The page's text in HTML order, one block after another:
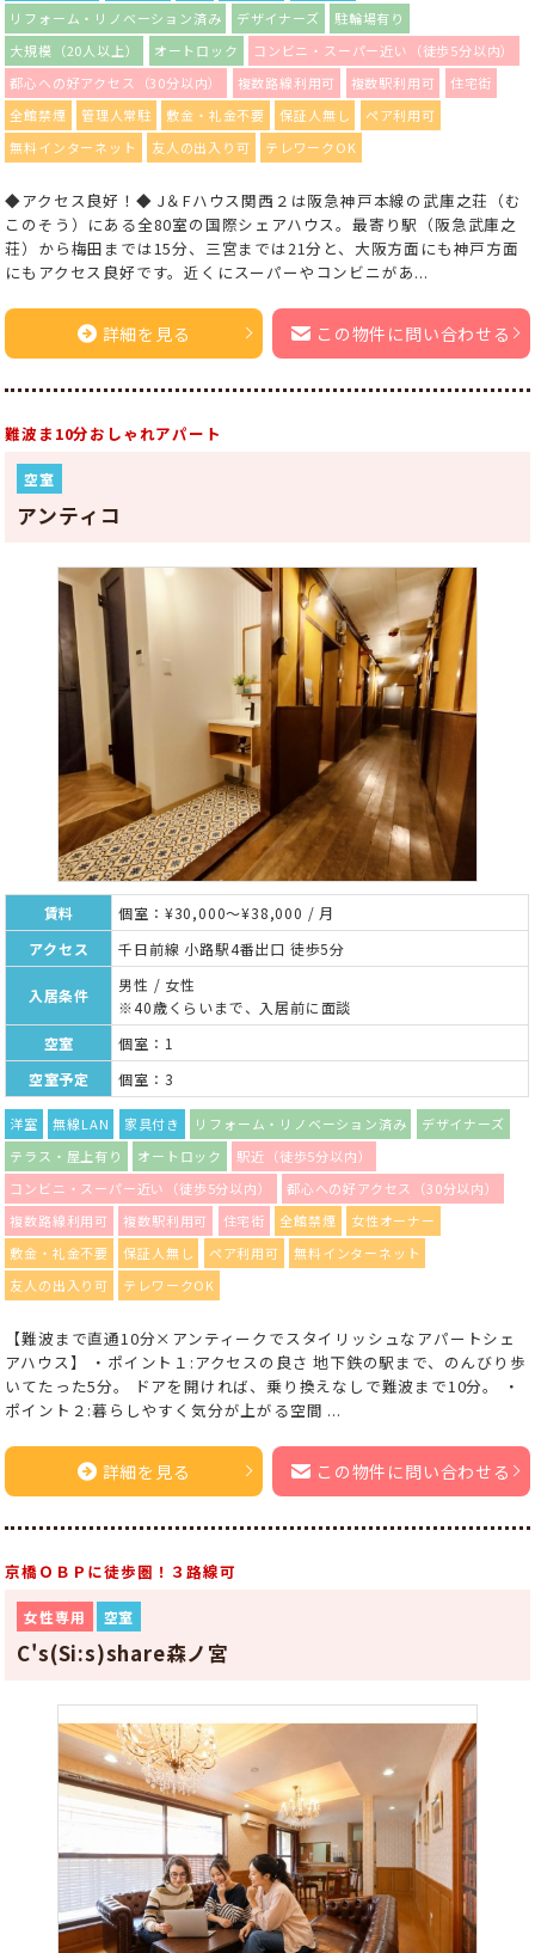
リフォーム・リノベーション済み デザイナーズ
駐輪場有り
大規模（20人以上）
オートロック
コンビニ・スーパー近い（徒歩5分以内）
都心への好アクセス（30分以内）
複数路線利用可 複数駅利用可
住宅街
全館禁煙
管理人常駐 敷金・礼金不要 保証人無し
ペア利用可
無料インターネット
友人の出入り可 テレワークOK
◆アクセス良好！◆ J＆Fハウス関西２は阪急神戸本線の武庫之荘（む
このそう）にある全80室の国際シェアハウス。最寄り駅（阪急武庫之
荘）から梅田までは15分、三宮までは21分と、大阪方面にも神戸方面
にもアクセス良好です。近くにスーパーやコンビニがあ...
詳細を見る この物件に問い合わせる
難波ま10分おしゃれアパート
空室
アンティコ
賃料
個室：¥30,000～¥38,000 / 月
アクセス
千日前線 小路駅4番出口 徒歩5分
入居条件
男性 / 女性
※40歳くらいまで、入居前に面談
空室
個室：1
空室予定
個室：3
洋室 無線LAN 家具付き リフォーム・リノベーション済み
デザイナーズ
テラス・屋上有り
オートロック
駅近（徒歩5分以内）
コンビニ・スーパー近い（徒歩5分以内）
都心への好アクセス（30分以内）
複数路線利用可
複数駅利用可 住宅街 全館禁煙
女性オーナー
敷金・礼金不要
保証人無し ペア利用可
無料インターネット
友人の出入り可
テレワークOK
【難波まで直通10分×アンティークでスタイリッシュなアパートシェ
アハウス】 ・ポイント１:アクセスの良さ 地下鉄の駅まで、のんびり歩
いてたった5分。 ドアを開ければ、乗り換えなしで難波まで10分。 ・
ポイント２:暮らしやすく気分が上がる空間 ...
詳細を見る この物件に問い合わせる
京橋ＯＢＰに徒歩圏！３路線可
女性専用 空室
C's(Si:s)share森ノ宮